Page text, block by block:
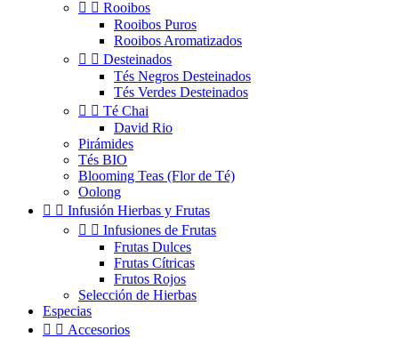
  Rooibos
Rooibos Puros
Rooibos Aromatizados
  Desteinados
Tés Negros Desteinados
Tés Verdes Desteinados
  Té Chai
David Rio
Pirámides
Tés BIO
Blooming Teas (Flor de Té)
Oolong
  Infusión Hierbas y Frutas
  Infusiones de Frutas
Frutas Dulces
Frutas Cítricas
Frutos Rojos
Selección de Hierbas
Especias
  Accesorios